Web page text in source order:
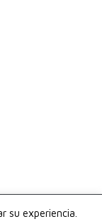
los derechos
su experiencia.